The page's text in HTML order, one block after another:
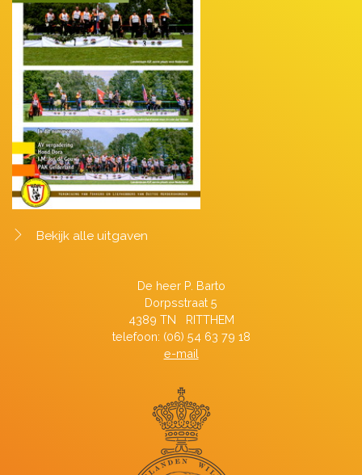
Bekijk alle uitgaven
De heer P. Barto
Dorpsstraat 5
4389 TN RITTHEM
telefoon: (06) 54 63 79 18
e-mail